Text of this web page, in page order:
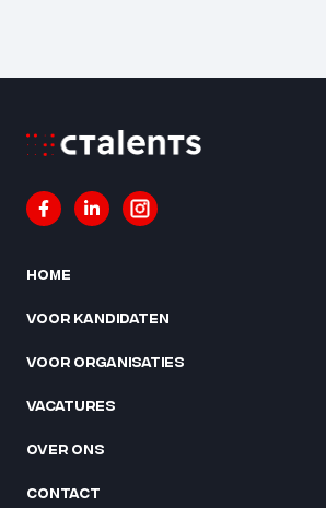
Home
Voor kandidaten
Voor organisaties
Vacatures
Over ons
Contact